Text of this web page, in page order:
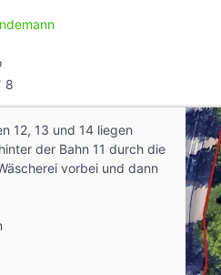
8
12, 13 und 14 liegen
der Bahn 11 durch die
vorbei und dann